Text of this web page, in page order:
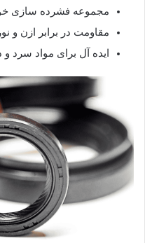
مجموعه فشرده سازی
مقاومت در برابر ازن و
ایده آل برای مواد سرد